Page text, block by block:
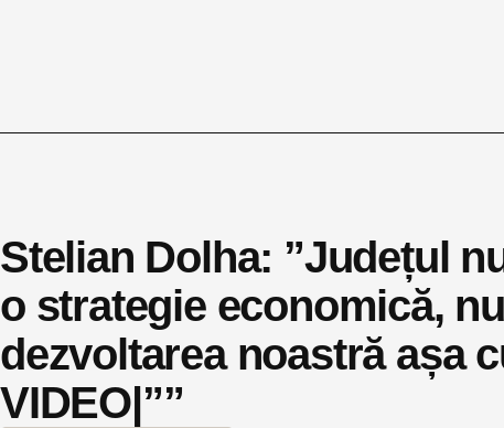
Stelian Dolha: ”Județul
o strategie economică,
dezvoltarea noastră așa
VIDEO|””